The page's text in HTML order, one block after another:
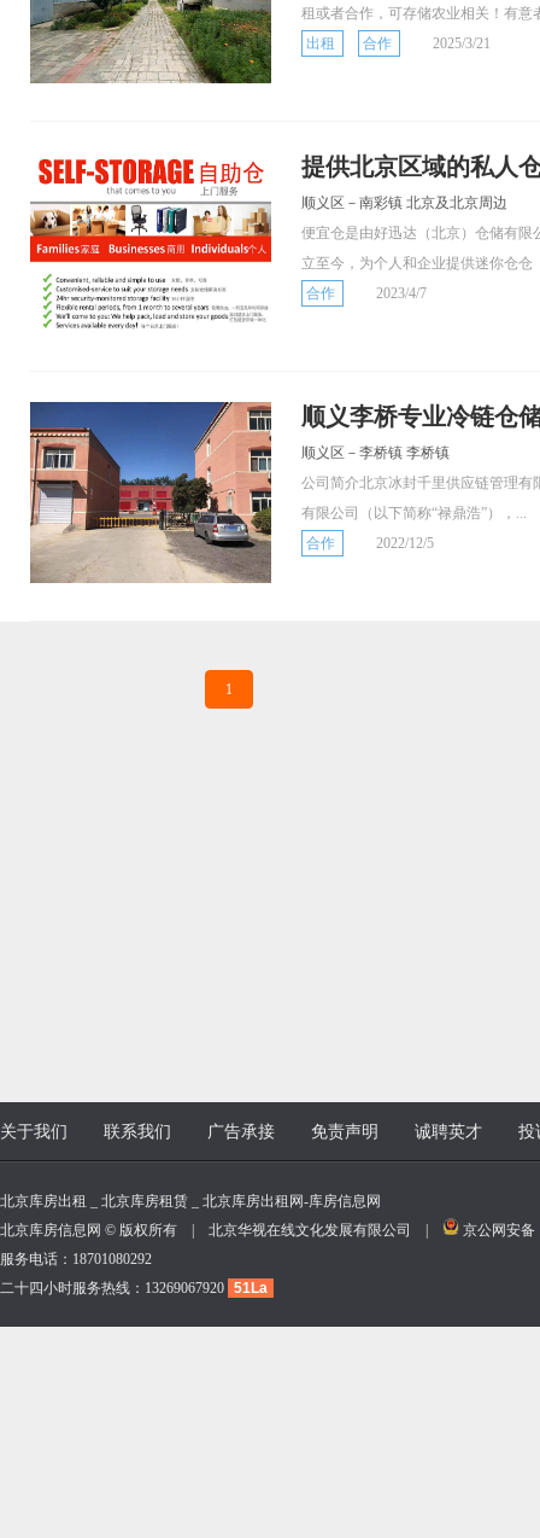
租或者合作，可存储农业相关！有意
出租
合作 2025/3/21
提供北京区域的私人
顺义区－南彩镇 北京及北京周边
便宜仓是由好迅达（北京）仓储有限
立至今，为个人和企业提供迷你仓仓
合作
2023/4/7
顺义李桥专业冷链仓
顺义区－李桥镇 李桥镇
公司简介北京冰封千里供应链管理
有限公司（以下简称“禄鼎浩”），...
合作
2022/12/5
1
关于我们 联系我们 广告承接 免责声明 诚聘英才 投
北京库房出租 _ 北京库房租赁 _ 北京库房出租网-库房信息网
北京库房信息网 © 版权所有 | 北京华视在线文化发展有限公司 |
京公网安备
服务电话：18701080292
二十四小时服务热线：13269067920 51La